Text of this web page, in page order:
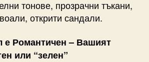
тонове, прозрачни тъкани,
открити сандали.
е Романтичен – Вашият
или “зелен”